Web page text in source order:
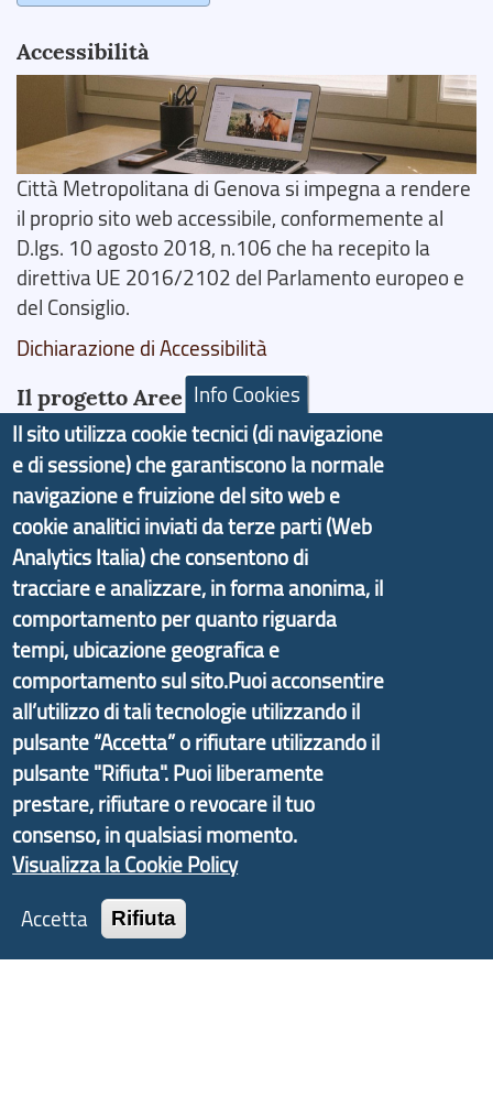
Accessibilità
Città Metropolitana di Genova si impegna a rendere
il proprio sito web accessibile, conformemente al
D.lgs. 10 agosto 2018, n.106 che ha recepito la
direttiva UE 2016/2102 del Parlamento europeo e
del Consiglio.
Dichiarazione di Accessibilità
Il progetto Aree Interne
Il portale di marketing territoriale e sviluppo locale
di Genova Città Metropolitana si è sviluppato a
partire dal progetto nazionale Aree Interne
promosso dal Dipartimento per lo Sviluppo
Economico e finalizzato al rilancio socio-economico
delle valli dell’entroterra. In particolare fornisce
informazioni ed aggiornamenti sullaStrategia
d'Area Antola-Tigullio, in collaborazione con Regione
Liguria ed ANCI Liguria.
Copyright © 2017 Città metropolitana di Genova |
CF: 80007350103
Info Cookies
Il sito utilizza cookie tecnici (di navigazione
e di sessione) che garantiscono la normale
navigazione e fruizione del sito web e
cookie analitici inviati da terze parti (Web
Analytics Italia) che consentono di
tracciare e analizzare, in forma anonima, il
comportamento per quanto riguarda
tempi, ubicazione geografica e
comportamento sul sito.Puoi acconsentire
all’utilizzo di tali tecnologie utilizzando il
pulsante “Accetta” o rifiutare utilizzando il
pulsante "Rifiuta". Puoi liberamente
prestare, rifiutare o revocare il tuo
consenso, in qualsiasi momento.
Visualizza la Cookie Policy
Accetta
Rifiuta